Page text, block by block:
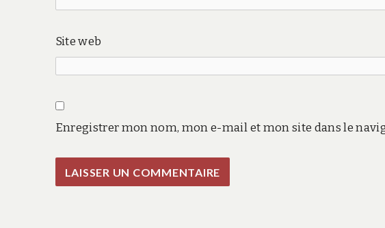
Site web
Enregistrer mon nom, mon e-mail et mon site dans le